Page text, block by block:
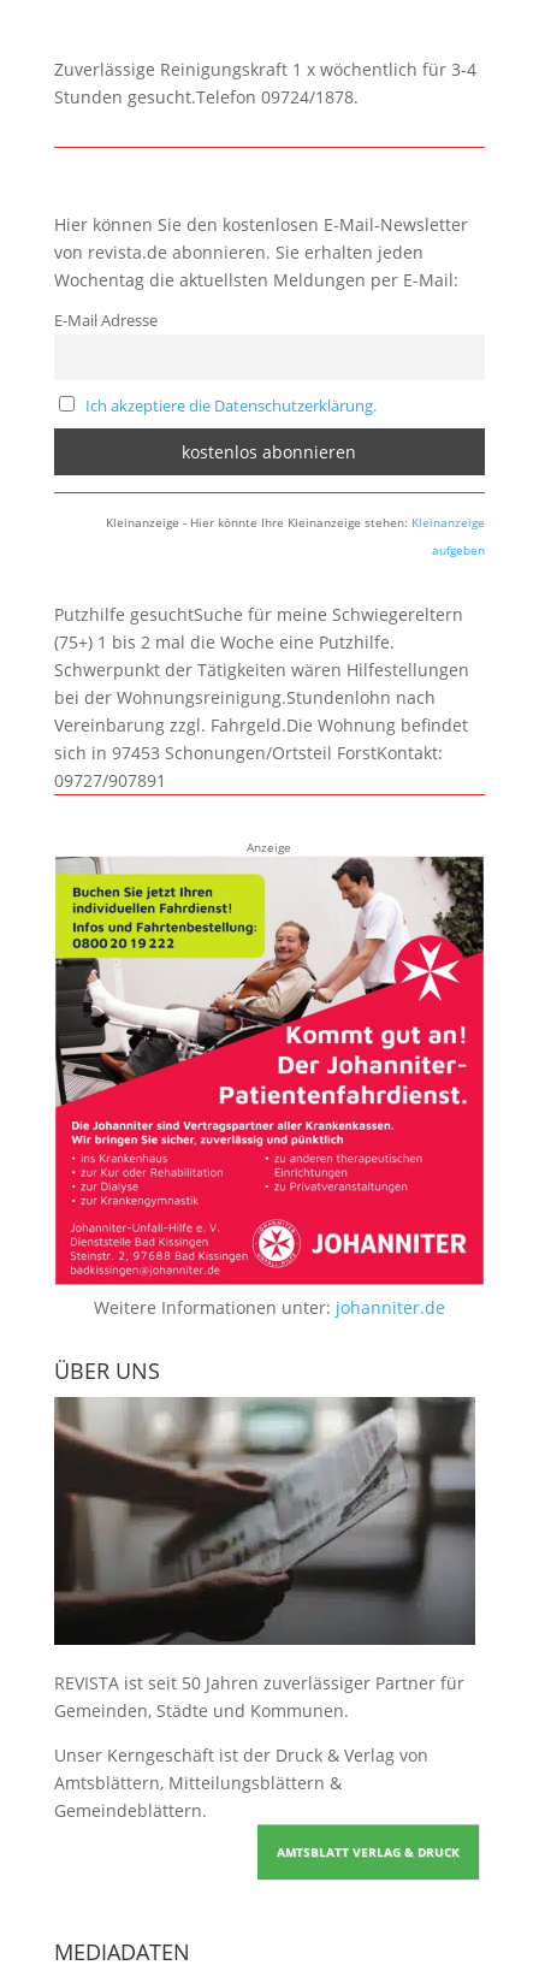
Zuverlässige Reinigungskraft 1 x wöchentlich für 3-4
Stunden gesucht.Telefon 09724/1878.
Hier können Sie den kostenlosen E-Mail-Newsletter
von revista.de abonnieren. Sie erhalten jeden
Wochentag die aktuellsten Meldungen per E-Mail:
E-Mail Adresse
Ich akzeptiere die Datenschutzerklärung.
Kleinanzeige - Hier könnte Ihre Kleinanzeige stehen: Kleinanzeige
aufgeben
Putzhilfe gesuchtSuche für meine Schwiegereltern
(75+) 1 bis 2 mal die Woche eine Putzhilfe.
Schwerpunkt der Tätigkeiten wären Hilfestellungen
bei der Wohnungsreinigung.Stundenlohn nach
Vereinbarung zzgl. Fahrgeld.Die Wohnung befindet
sich in 97453 Schonungen/Ortsteil ForstKontakt:
09727/907891
Anzeige
Weitere Informationen unter: johanniter.de
ÜBER UNS
REVISTA ist seit 50 Jahren zuverlässiger Partner für
Gemeinden, Städte und Kommunen.
Unser Kerngeschäft ist der Druck & Verlag von
Amtsblättern, Mitteilungsblättern &
Gemeindeblättern.
AMTSBLATT VERLAG & DRUCK
MEDIADATEN